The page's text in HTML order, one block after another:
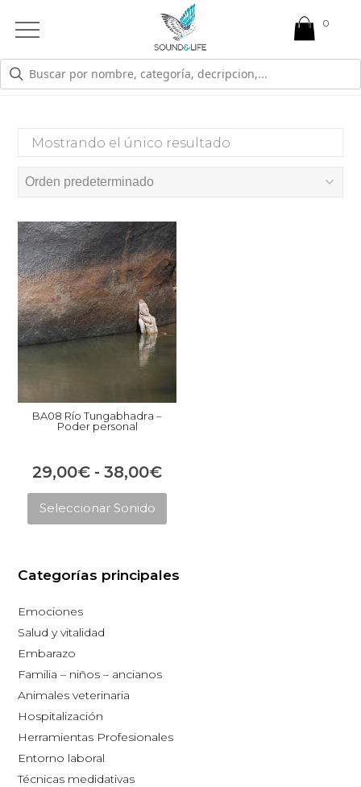
Open
Menu
FORTALEZA
Mostrando el único resultado
BA08 Río Tungabhadra –
Poder personal
29,00€ - 38,00€Rango
de
precios:
29,00€
Seleccionar Sonido
Este
variantes.
página
Categorías principales
Emociones
Salud y vitalidad
Embarazo
Familia – niños – ancianos
Animales veterinaria
Hospitalización
Herramientas Profesionales
Entorno laboral
Técnicas medidativas
0